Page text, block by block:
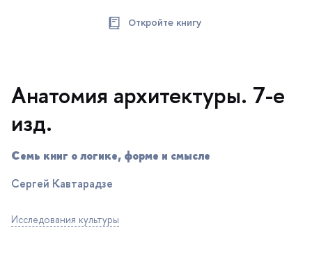
Откройте книгу
Анатомия архитектуры. 7-е
изд.
Семь книг о логике, форме и смысле
Сергей Кавтарадзе
Исследования культуры